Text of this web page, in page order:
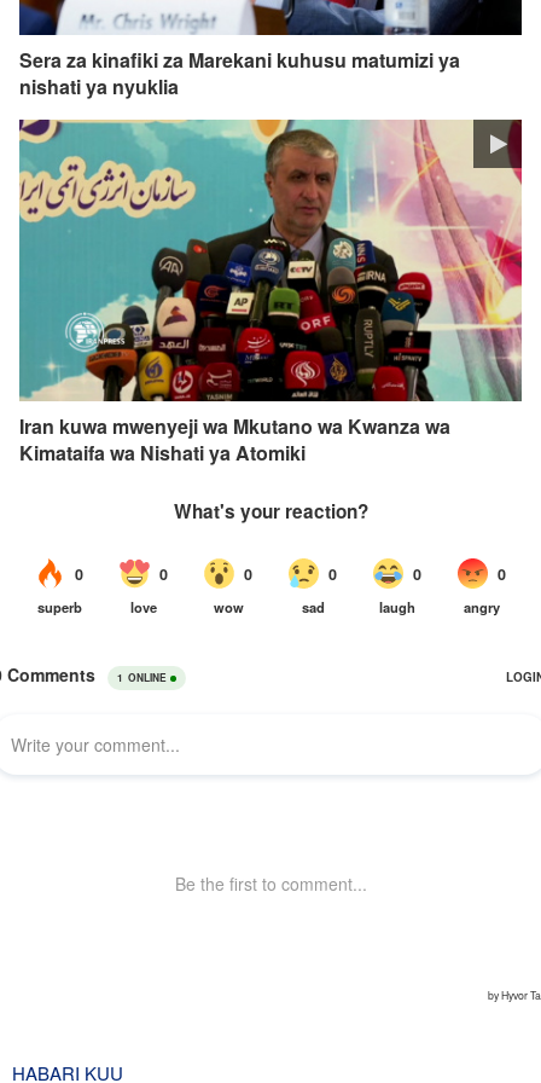
Sera za kinafiki za Marekani kuhusu matumizi ya
nishati ya nyuklia
Iran kuwa mwenyeji wa Mkutano wa Kwanza wa
Kimataifa wa Nishati ya Atomiki
HABARI KUU